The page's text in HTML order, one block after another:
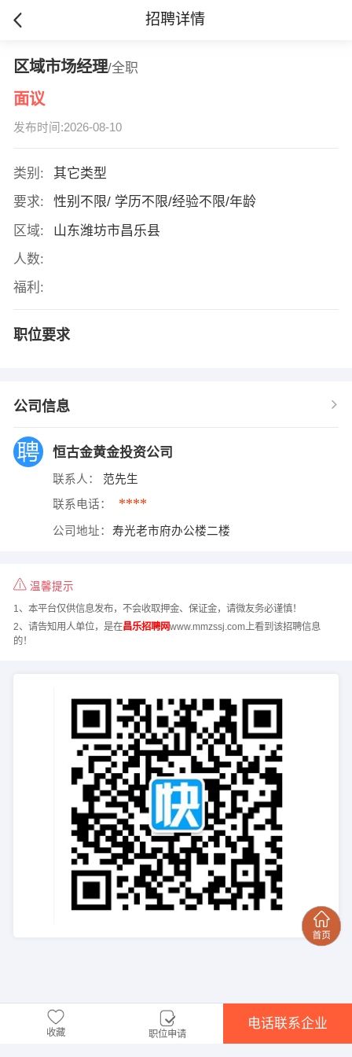
招聘详情
区域市场经理/全职
面议
发布时间:2026-08-10
类别:
其它类型
要求:
性别不限/ 学历不限/经验不限/年龄
区域:
山东潍坊市昌乐县
人数:
福利:
职位要求
公司信息
恒古金黄金投资公司
联系人： 范先生
联系电话： ****
公司地址： 寿光老市府办公楼二楼
温馨提示
1、本平台仅供信息发布，不会收取押金、保证金，请微友务必谨慎！
2、请告知用人单位，是在昌乐招聘网www.mmzssj.com上看到该招聘信息
的！
收藏 职位申请
电话联系企业